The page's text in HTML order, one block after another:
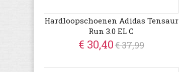
Hardloopschoenen Adidas Tensaur
Run 3.0 EL C
€ 30,40€ 37,99